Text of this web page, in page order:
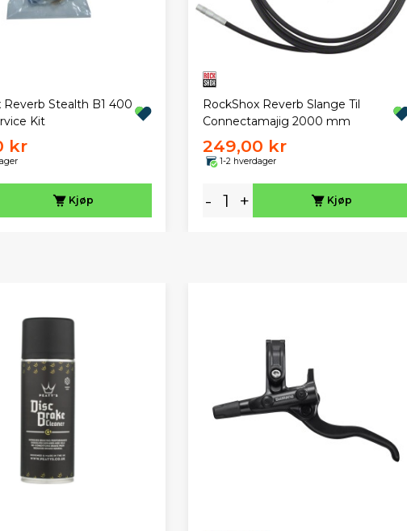
Reverb Stealth B1 400
Kit
kr
Kjøp
RockShox Reverb Slange Til
Connectamajig 2000 mm
249,00 kr
1-2 hverdager
- + Kjøp